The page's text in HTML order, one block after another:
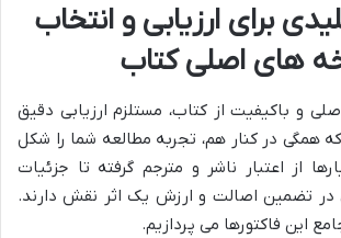
برای ارزیابی و انتخاب
های اصلی کتاب
و باکیفیت از کتاب، مستلزم ارزیابی دقیق
همگی در کنار هم، تجربه مطالعه شما را شکل
از اعتبار ناشر و مترجم گرفته تا جزئیات
در تضمین اصالت و ارزش یک اثر نقش دارند.
این فاکتورها می پردازیم.